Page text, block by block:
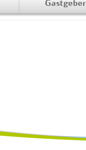
Gastgeber